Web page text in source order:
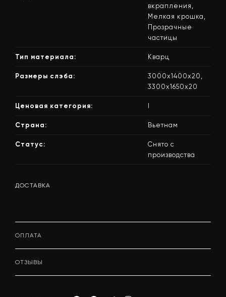
вкрапления,
Мелкая крошка,
Прозрачные
частицы
Тип материала: Кварц
Размеры слэба:
3000x1400x20,
3300x1650x20
Ценовая категория:
Страна: Вьетнам
Статус:
Снято с
производства
ДОСТАВКА
ОПЛАТА
ОТЗЫВЫ